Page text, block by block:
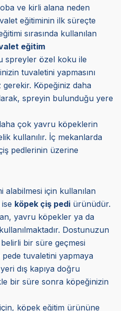
ve kirli alana neden
eğitiminin ilk süreçte
sırasında kullanılan
eğitim
spreyler özel koku ile
tuvaletini yapmasını
gerekir. Köpeğiniz daha
spreyin bulunduğu yere
çok yavru köpeklerin
kullanılır. İç mekanlarda
pedlerinin üzerine
alabilmesi için kullanılan
köpek çiş pedi ürünüdür.
yavru köpekler ya da
Dostunuzun
bir süre geçmesi
tuvaletini yapmaya
dış kapıya doğru
bir süre sonra köpeğinizin
köpek eğitim ürününe